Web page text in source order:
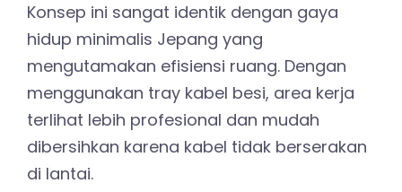
Konsep ini sangat identik dengan gaya
hidup minimalis Jepang yang
mengutamakan efisiensi ruang. Dengan
menggunakan tray kabel besi, area kerja
terlihat lebih profesional dan mudah
dibersihkan karena kabel tidak berserakan
di lantai.